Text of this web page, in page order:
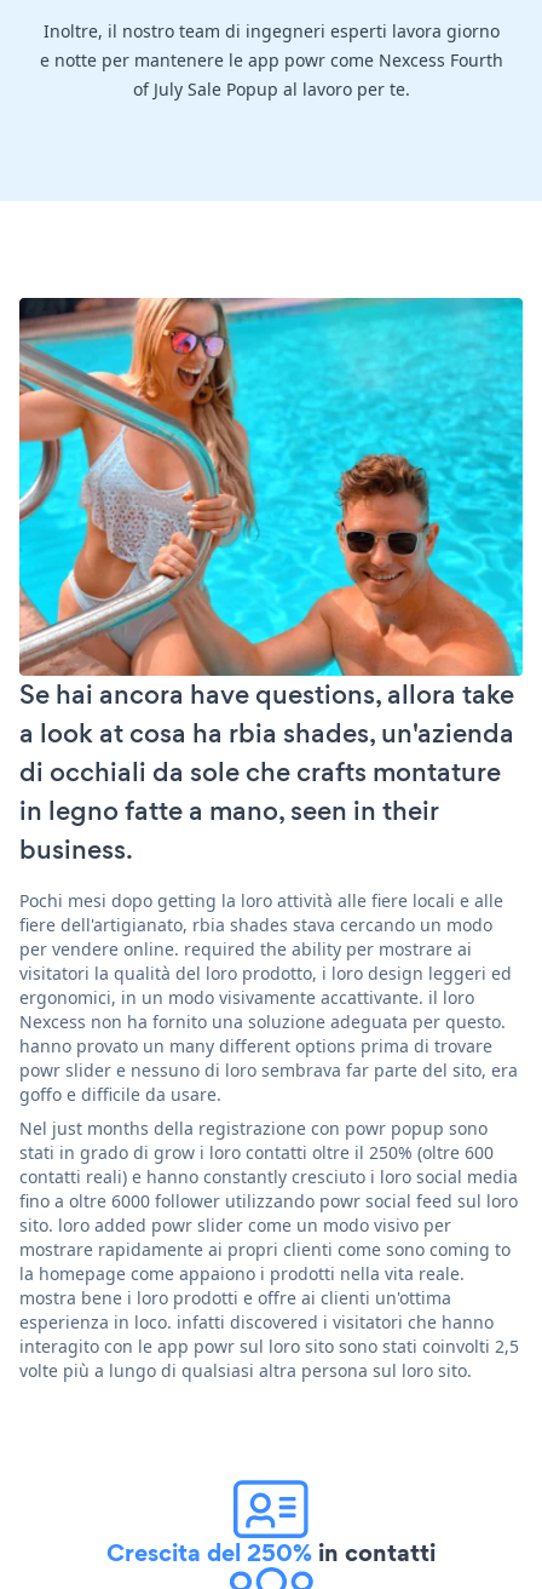
Inoltre, il nostro team di ingegneri esperti lavora giorno
e notte per mantenere le app powr come Nexcess Fourth
of July Sale Popup al lavoro per te.
Se hai ancora have questions, allora take
a look at cosa ha rbia shades, un'azienda
di occhiali da sole che crafts montature
in legno fatte a mano, seen in their
business.
Pochi mesi dopo getting la loro attività alle fiere locali e alle
fiere dell'artigianato, rbia shades stava cercando un modo
per vendere online. required the ability per mostrare ai
visitatori la qualità del loro prodotto, i loro design leggeri ed
ergonomici, in un modo visivamente accattivante. il loro
Nexcess non ha fornito una soluzione adeguata per questo.
hanno provato un many different options prima di trovare
powr slider e nessuno di loro sembrava far parte del sito, era
goffo e difficile da usare.
Nel just months della registrazione con powr popup sono
stati in grado di grow i loro contatti oltre il 250% (oltre 600
contatti reali) e hanno constantly cresciuto i loro social media
fino a oltre 6000 follower utilizzando powr social feed sul loro
sito. loro added powr slider come un modo visivo per
mostrare rapidamente ai propri clienti come sono coming to
la homepage come appaiono i prodotti nella vita reale.
mostra bene i loro prodotti e offre ai clienti un'ottima
esperienza in loco. infatti discovered i visitatori che hanno
interagito con le app powr sul loro sito sono stati coinvolti 2,5
volte più a lungo di qualsiasi altra persona sul loro sito.
Crescita del 250% in contatti